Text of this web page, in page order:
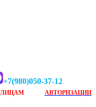
+7(980)050-37-12
АВТОРИЗАЦИИ